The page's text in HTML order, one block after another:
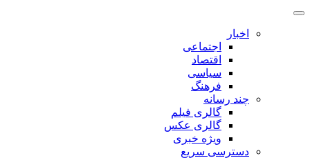
اخبار
اجتماعی
اقتصاد
سیاسی
فرهنگ
چند رسانه
گالری فیلم
گالری عکس
ویژه خبری
دسترسی سریع